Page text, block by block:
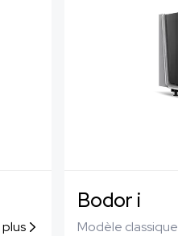
Bodor i
Modèle classique